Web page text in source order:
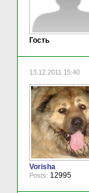
Гость
13.12.2011 15:40
Vorisha
Posts: 12995